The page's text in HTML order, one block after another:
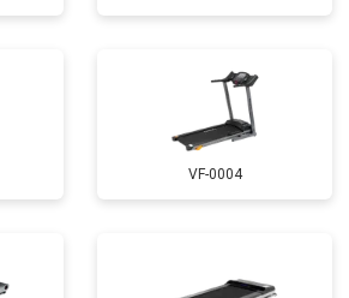
VF-0004